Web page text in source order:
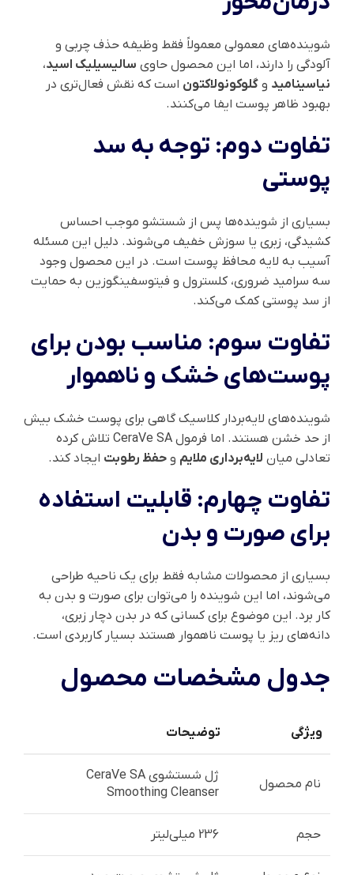
شوینده‌های معمولی معمولاً فقط وظیفه حذف چربی و
آلودگی را دارند، اما این محصول حاوی سالیسیلیک اسید،
نیاسینامید و گلوکونولاکتون است که نقش فعال‌تری در
بهبود ظاهر پوست ایفا می‌کنند.
تفاوت دوم: توجه به سد
پوستی
بسیاری از شوینده‌ها پس از شستشو موجب احساس
کشیدگی، زبری یا سوزش خفیف می‌شوند. دلیل این مسئله
آسیب به لایه محافظ پوست است. در این محصول وجود
سه سرامید ضروری، کلسترول و فیتوسفینگوزین به حمایت
از سد پوستی کمک می‌کند.
تفاوت سوم: مناسب بودن برای
پوست‌های خشک و ناهموار
شوینده‌های لایه‌بردار کلاسیک گاهی برای پوست خشک بیش
از حد خشن هستند. اما فرمول CeraVe SA تلاش کرده
تعادلی میان لایه‌برداری ملایم و حفظ رطوبت ایجاد کند.
تفاوت چهارم: قابلیت استفاده
برای صورت و بدن
بسیاری از محصولات مشابه فقط برای یک ناحیه طراحی
می‌شوند، اما این شوینده را می‌توان برای صورت و بدن به
کار برد. این موضوع برای کسانی که در بدن دچار زبری،
دانه‌های ریز یا پوست ناهموار هستند بسیار کاربردی است.
جدول مشخصات محصول
ویژگی توضیحات
نام محصول
ژل شستشوی CeraVe SA
Smoothing Cleanser
حجم 236 میلی‌لیتر